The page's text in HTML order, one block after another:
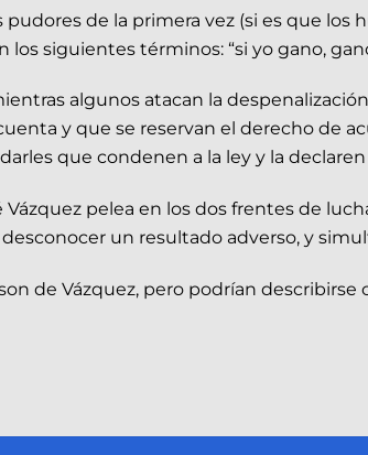
pudores de la primera vez (si es que
los siguientes términos: “si yo gano,
algunos atacan la
y que se reservan el derecho de
que condenen a la ley y la
Vázquez pelea en los dos frentes de
un resultado adverso, y
de Vázquez, pero podrían describirse